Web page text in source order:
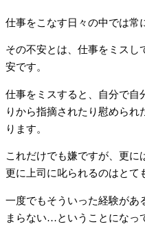
仕事をこなす日々の中では常
その不安とは、仕事をミス
安です。
仕事をミスすると、自分で自
りから指摘されたり慰めら
ります。
これだけでも嫌ですが、更に
更に上司に叱られるのはとて
一度でもそういった経験があ
まらない…ということになっ